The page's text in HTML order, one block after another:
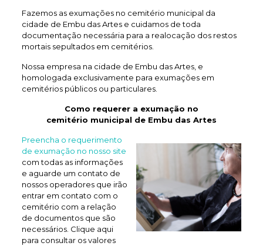
Fazemos as exumações no cemitério municipal da
cidade de Embu das Artes e cuidamos de toda
documentação necessária para a realocação dos restos
mortais sepultados em cemitérios.
Nossa empresa na cidade de Embu das Artes, e
homologada exclusivamente para exumações em
cemitérios públicos ou particulares.
Como requerer a exumação no
cemitério municipal de Embu das Artes
Preencha o requerimento
de exumação no nosso site
com todas as informações
e aguarde um contato de
nossos operadores que irão
entrar em contato com o
cemitério com a relação
de documentos que são
necessários. Clique aqui
para consultar os valores